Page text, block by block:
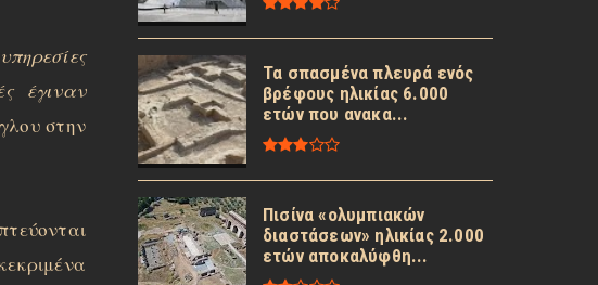
έγιναν
στην
Τα σπασμένα πλευρά ενός
βρέφους ηλικίας 6.000
ετών που ανακα...
Πισίνα «ολυμπιακών
διαστάσεων» ηλικίας 2.000
ετών αποκαλύφθη...